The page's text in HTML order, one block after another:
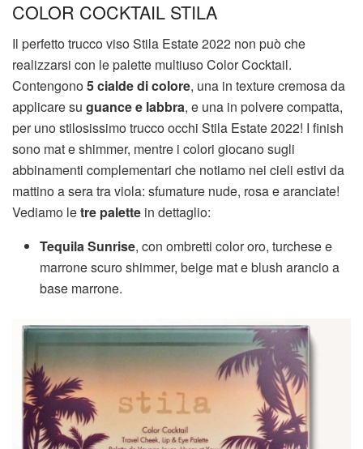
COLOR COCKTAIL STILA
Il perfetto trucco viso Stila Estate 2022 non può che
realizzarsi con le palette multiuso Color Cocktail.
Contengono5 cialde di colore, una in texture cremosa da
applicare su guance e labbra, e una in polvere compatta,
per uno stilosissimo trucco occhi Stila Estate 2022! I finish
sono mat e shimmer, mentre i colori giocano sugli
abbinamenti complementari che notiamo nei cieli estivi da
mattino a sera tra viola: sfumature nude, rosa e aranciate!
Vediamo letre palette in dettaglio:
Tequila Sunrise, con ombretti color oro, turchese e
marrone scuro shimmer, beige mat e blush arancio a
base marrone.